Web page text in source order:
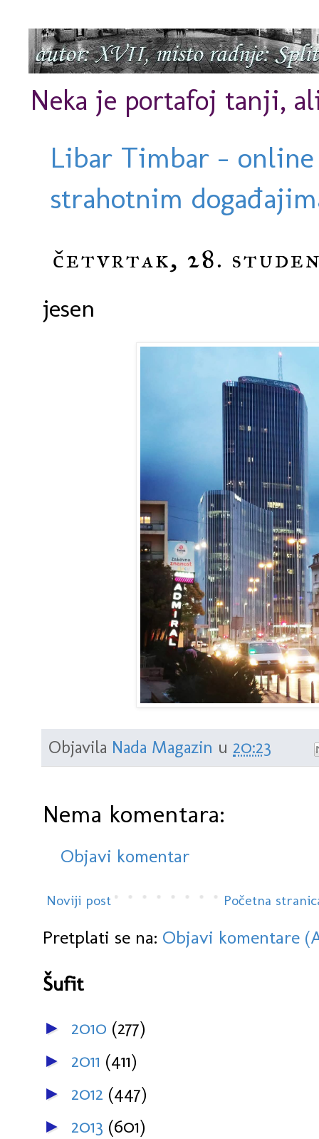
Neka je portafoj tanji,
Libar Timbar -
strahotnim
četvrtak, 28.
jesen
Objavila Nada Magazin u 20:23
Nema komentara:
Objavi komentar
Noviji post Početna
Pretplati se na: Objavi komentare
Šufit
► 2010 (277)
► 2011 (411)
► 2012 (447)
► 2013 (601)